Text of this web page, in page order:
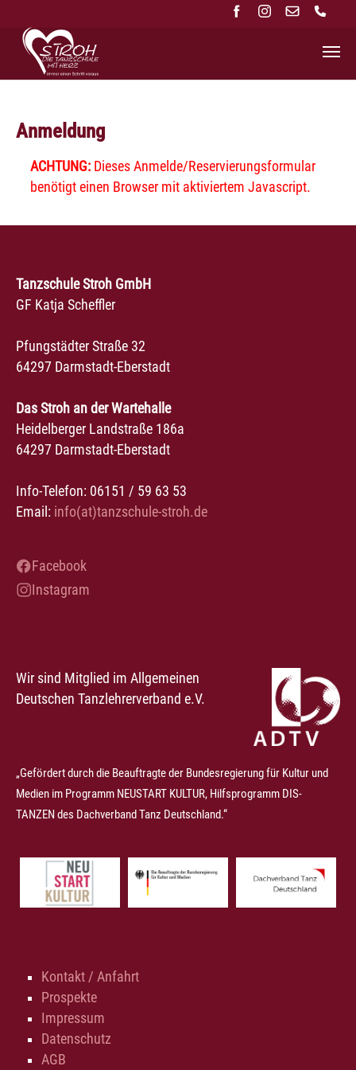
Anmeldung
ACHTUNG:Dieses Anmelde/Reservierungsformular
benötigt einen Browser mit aktiviertem Javascript.
Tanzschule Stroh GmbH
GF Katja Scheffler
Pfungstädter Straße 32
64297 Darmstadt-Eberstadt
Das Stroh an der Wartehalle
Heidelberger Landstraße 186a
64297 Darmstadt-Eberstadt
Info-Telefon: 06151 / 59 63 53
Email: info(at)tanzschule-stroh.de
Facebook
Instagram
Wir sind Mitglied im Allgemeinen
Deutschen Tanzlehrerverband e.V.
„Gefördert durch die Beauftragte der Bundesregierung für Kultur und
Medien im Programm NEUSTART KULTUR, Hilfsprogramm DIS-
TANZEN des Dachverband Tanz Deutschland.“
Kontakt / Anfahrt
Prospekte
Impressum
Datenschutz
AGB